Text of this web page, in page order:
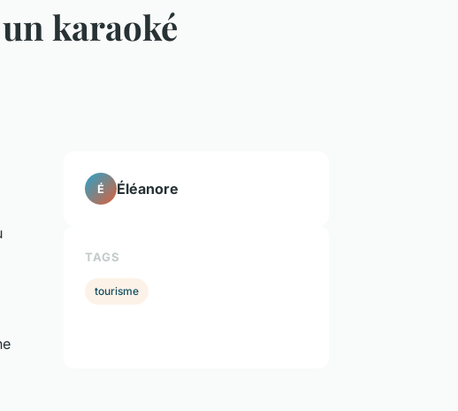
karaoké
É Éléanore
TAGS
tourisme